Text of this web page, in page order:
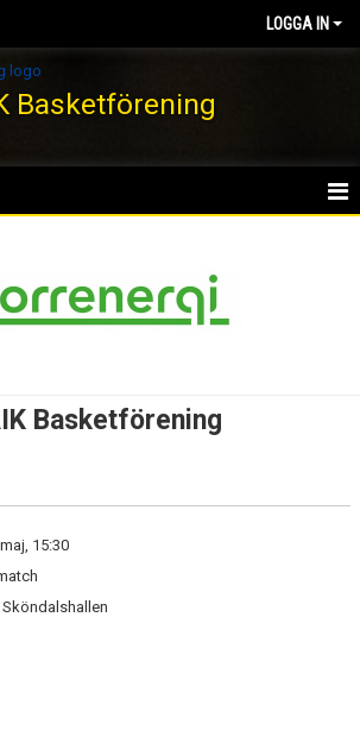
LOGGA IN
Basketförening
Basketförening
15:30
Sköndalshallen